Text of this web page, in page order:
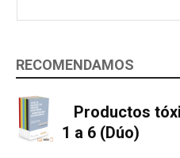
RECOMENDAMOS
Productos
1 a 6 (Dúo)